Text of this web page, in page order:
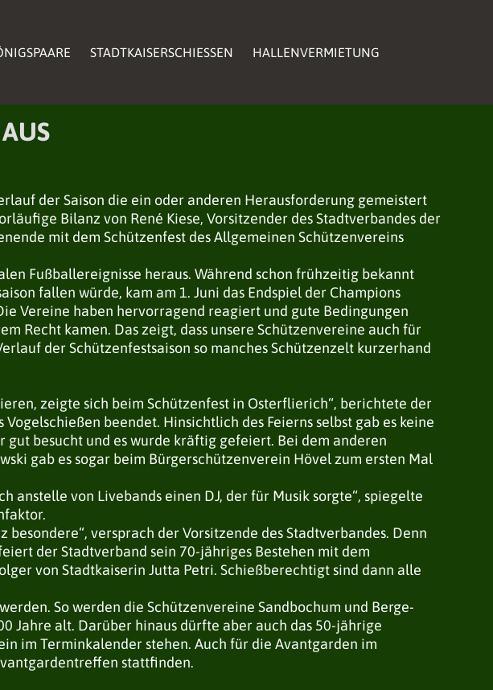
STADTKAISERSCHIESSEN HALLENVERMIETUNG
STADTKAISERSCHIESSEN HALLENVERMIETUNG
STADTKAISERSCHIESSEN HALLENVERMIETUNG
der Saison die ein oder anderen Herausforderung gemeistert
Bilanz von René Kiese, Vorsitzender des Stadtverbandes der
mit dem Schützenfest des Allgemeinen Schützenvereins
Fußballereignisse heraus. Während schon frühzeitig bekannt
fallen würde, kam am 1. Juni das Endspiel der Champions
Vereine haben hervorragend reagiert und gute Bedingungen
Recht kamen. Das zeigt, dass unsere Schützenvereine auch für
der Schützenfestsaison so manches Schützenzelt kurzerhand
zeigte sich beim Schützenfest in Osterflierich“, berichtete der
beendet. Hinsichtlich des Feierns selbst gab es keine
gut besucht und es wurde kräftig gefeiert. Bei dem anderen
gab es sogar beim Bürgerschützenverein Hövel zum ersten Mal
anstelle von Livebands einen DJ, der für Musik sorgte“, spiegelte
versprach der Vorsitzende des Stadtverbandes. Denn
der Stadtverband sein 70-jähriges Bestehen mit dem
von Stadtkaiserin Jutta Petri. Schießberechtigt sind dann alle
So werden die Schützenvereine Sandbochum und Berge-
Jahre alt. Darüber hinaus dürfte aber auch das 50-jährige
im Terminkalender stehen. Auch für die Avantgarden im
stattfinden.